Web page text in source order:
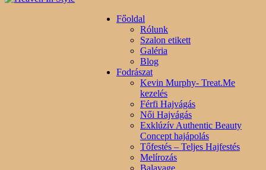
Főoldal
Rólunk
Szalon etikett
Galéria
Blog
Fodrászat
Kevin Murphy- Treat.Me
kezelés
Férfi Hajvágás
Női Hajvágás
Exklúzív Authentic Beauty
Concept hajápolás
Tőfestés – Teljes Hajfestés
Melírozás
Balayage